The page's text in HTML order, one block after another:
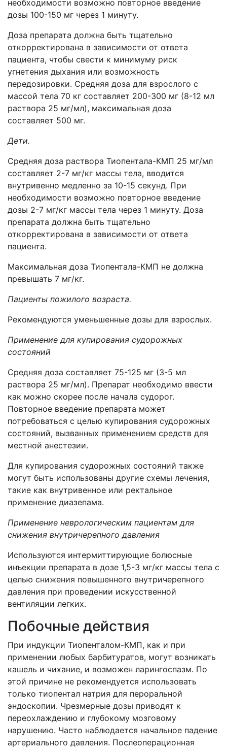
необходимости возможно повторное введение
дозы 100-150 мг через 1 минуту.
Доза препарата должна быть тщательно
откорректирована в зависимости от ответа
пациента, чтобы свести к минимуму риск
угнетения дыхания или возможность
передозировки. Средняя доза для взрослого с
массой тела 70 кг составляет 200-300 мг (8-12 мл
раствора 25 мг/мл), максимальная доза
составляет 500 мг.
Дети.
Средняя доза раствора Тиопентала-КМП 25 мг/мл
составляет 2-7 мг/кг массы тела, вводится
внутривенно медленно за 10-15 секунд. При
необходимости возможно повторное введение
дозы 2-7 мг/кг массы тела через 1 минуту. Доза
препарата должна быть тщательно
откорректирована в зависимости от ответа
пациента.
Максимальная доза Тиопентала-КМП не должна
превышать 7 мг/кг.
Пациенты пожилого возраста.
Рекомендуются уменьшенные дозы для взрослых.
Применение для купирования судорожных
состояний
Средняя доза составляет 75-125 мг (3-5 мл
раствора 25 мг/мл). Препарат необходимо ввести
как можно скорее после начала судорог.
Повторное введение препарата может
потребоваться с целью купирования судорожных
состояний, вызванных применением средств для
местной анестезии.
Для купирования судорожных состояний также
могут быть использованы другие схемы лечения,
такие как внутривенное или ректальное
применение диазепама.
Применение неврологическим пациентам для
снижения внутричерепного давления
Используются интермиттирующие болюсные
инъекции препарата в дозе 1,5-3 мг/кг массы тела с
целью снижения повышенного внутричерепного
давления при проведении искусственной
вентиляции легких.
Побочные действия
При индукции Тиопенталом-КМП, как и при
применении любых барбитуратов, могут возникать
кашель и чихание, и возможен ларингоспазм. По
этой причине не рекомендуется использовать
только тиопентал натрия для пероральной
эндоскопии. Чрезмерные дозы приводят к
переохлаждению и глубокому мозговому
нарушению. Часто наблюдается начальное падение
артериального давления. Послеоперационная